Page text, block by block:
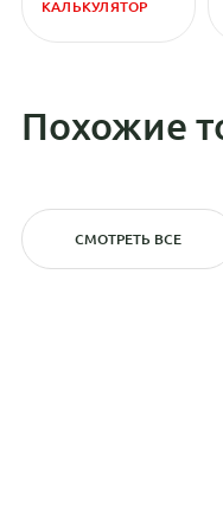
КАЛЬКУЛЯТОР
Похожие
СМОТРЕТЬ ВСЕ